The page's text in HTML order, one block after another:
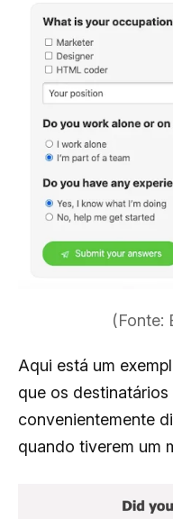
(Fonte:
Aqui está um
que os
convenientemente
quando tiverem um